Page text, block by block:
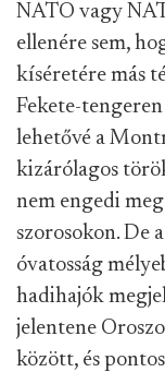
NATO vagy
ellenére sem,
kíséretére más
Fekete-
lehetővé a
kizárólagos
nem engedi
szorosokon. De
óvatosság
hadihajók
jelentene
között, és